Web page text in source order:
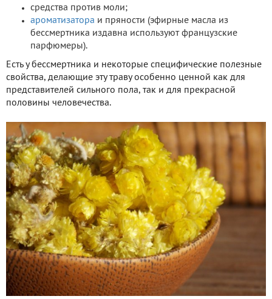
средства против моли;
ароматизатора и пряности (эфирные масла из
бессмертника издавна используют французские
парфюмеры).
Есть у бессмертника и некоторые специфические полезные
свойства, делающие эту траву особенно ценной как для
представителей сильного пола, так и для прекрасной
половины человечества.